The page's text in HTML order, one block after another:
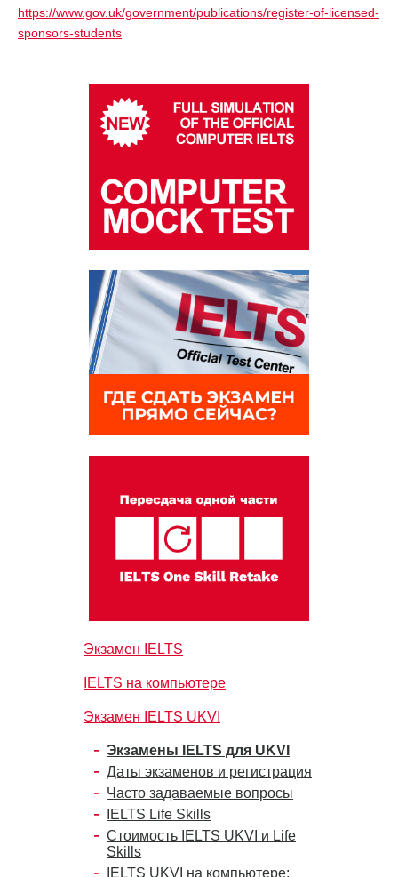
https://www.gov.uk/government/publications/register-of-licensed-
sponsors-students
Экзамен IELTS
IELTS на компьютере
Экзамен IELTS UKVI
Экзамены IELTS для UKVI
Даты экзаменов и регистрация
Часто задаваемые вопросы
IELTS Life Skills
Стоимость IELTS UKVI и Life
Skills
IELTS UKVI на компьютере: